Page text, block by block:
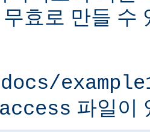
효로 만들 수
파일이